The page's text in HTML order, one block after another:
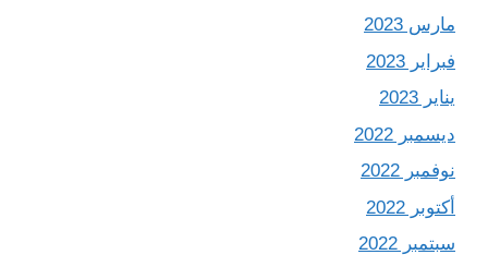
مارس 2023
فبراير 2023
يناير 2023
ديسمبر 2022
نوفمبر 2022
أكتوبر 2022
سبتمبر 2022